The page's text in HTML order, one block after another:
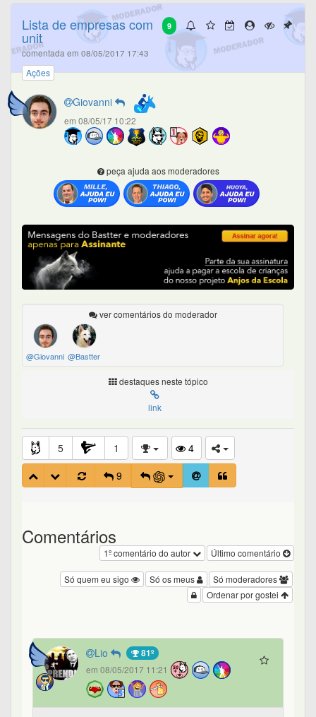
9
Lista de empresas com
unit
comentada em 08/05/2017 17:43
Ações
Giovanni
em 08/05/17 10:22
peça ajuda aos moderadores
ver comentários do moderador
@Giovanni @Bastter
destaques neste tópico
link
5 1
4
9
Comentários
Último comentário
1º comentário do autor
Só moderadores
Só os meus
Só quem eu sigo
Ordenar por gostei
Lio 81º
em 08/05/2017 11:21